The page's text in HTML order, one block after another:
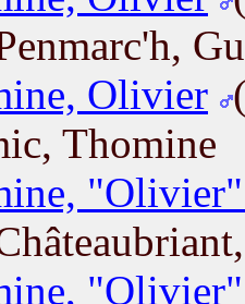
Olivier
Thomine